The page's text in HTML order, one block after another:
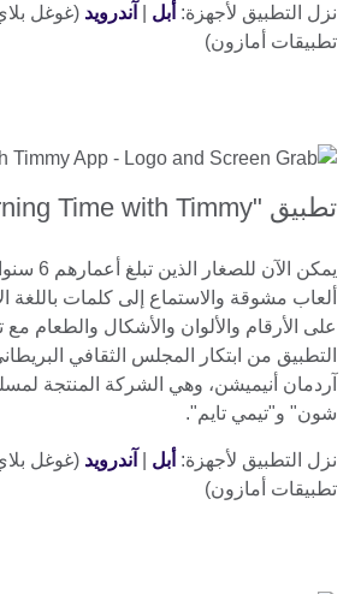
نزل التطبيق لأجهزة: أبل آندرويد (غوغل
تطبيقات أمازون)
تطبيق "Learning Time with Timmy"
يمكن الآن
ألعاب مشوقة والاستماع إلى كلمات باللغة
على الأرقام والألوان والأشكال والطعام
التطبيق من ابتكار المجلس الثقافي
آردمان أنيميشن، وهي الشركة المنتجة
شون" و"تيمي تايم".
نزل التطبيق لأجهزة: أبل آندرويد (غوغل
تطبيقات أمازون)